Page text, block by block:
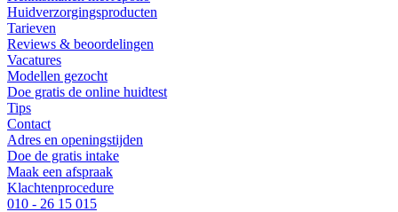
Huidverzorgingsproducten
Tarieven
Reviews & beoordelingen
Vacatures
Modellen gezocht
Doe gratis de online huidtest
Tips
Contact
Adres en openingstijden
Doe de gratis intake
Maak een afspraak
Klachtenprocedure
010 - 26 15 015